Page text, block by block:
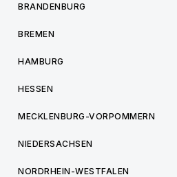
BRANDENBURG
BREMEN
HAMBURG
HESSEN
MECKLENBURG-VORPOMMERN
NIEDERSACHSEN
NORDRHEIN-WESTFALEN